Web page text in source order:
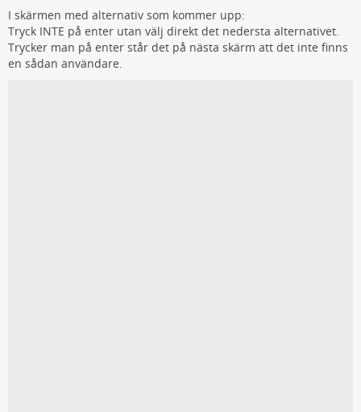
I skärmen med alternativ som kommer upp:
Tryck INTE på enter utan välj direkt det nedersta alternativet.
Trycker man på enter står det på nästa skärm att det inte finns
en sådan användare.